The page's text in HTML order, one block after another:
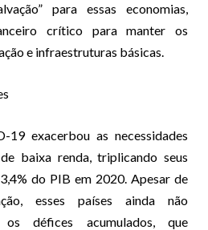
para essas economias,
crítico para manter os
e infraestruturas básicas.
19 exacerbou as necessidades
baixa renda, triplicando seus
do PIB em 2020. Apesar de
esses países ainda não
os défices acumulados, que